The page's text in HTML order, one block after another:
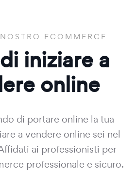
ECOMMERCE
iniziare a
online
di portare online la tua
a vendere online sei nel
ai professionisti per
professionale e sicuro.